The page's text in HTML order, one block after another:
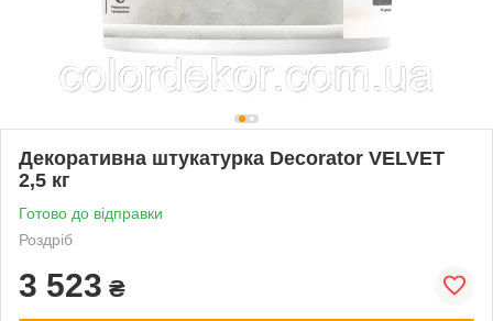
Декоративна штукатурка Decorator VELVET
2,5 кг
Готово до відправки
Роздріб
3 523 ₴